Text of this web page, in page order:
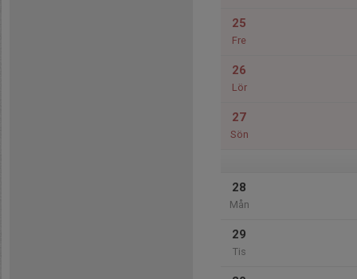
25
Fre
26
Lör
27
Sön
28
Mån
29
Tis